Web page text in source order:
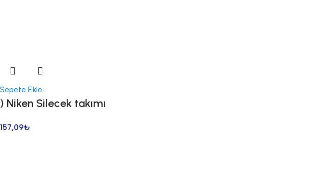
Sepete Ekle
) Niken Silecek takımı
157,09₺